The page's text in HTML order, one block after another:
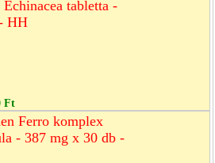
tabletta -
HH
Ft
Ferro komplex
- 387 mg x 30 db -